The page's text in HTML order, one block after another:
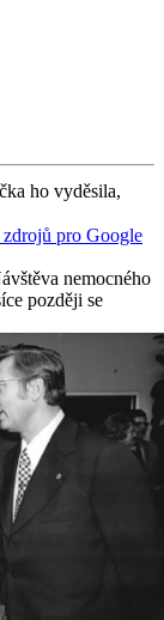
ho vyděsila,
pro Google
nemocného
později se